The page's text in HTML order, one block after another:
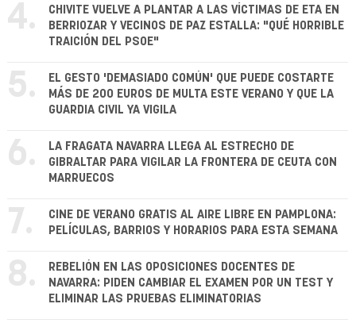
4.
CHIVITE VUELVE A PLANTAR A LAS VÍCTIMAS DE ETA EN
BERRIOZAR Y VECINOS DE PAZ ESTALLA: "QUÉ HORRIBLE
TRAICIÓN DEL PSOE"
5.
EL GESTO 'DEMASIADO COMÚN' QUE PUEDE COSTARTE
MÁS DE 200 EUROS DE MULTA ESTE VERANO Y QUE LA
GUARDIA CIVIL YA VIGILA
6.
LA FRAGATA NAVARRA LLEGA AL ESTRECHO DE
GIBRALTAR PARA VIGILAR LA FRONTERA DE CEUTA CON
MARRUECOS
7.
CINE DE VERANO GRATIS AL AIRE LIBRE EN PAMPLONA:
PELÍCULAS, BARRIOS Y HORARIOS PARA ESTA SEMANA
8.
REBELIÓN EN LAS OPOSICIONES DOCENTES DE
NAVARRA: PIDEN CAMBIAR EL EXAMEN POR UN TEST Y
ELIMINAR LAS PRUEBAS ELIMINATORIAS